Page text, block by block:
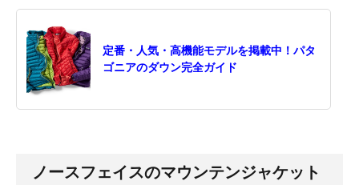
定番・人気・高機能モデルを掲載中！パタ
ゴニアのダウン完全ガイド
ノースフェイスのマウンテンジャケット